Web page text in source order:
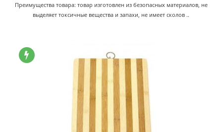
Преимущества товара: товар изготовлен из безопасных материалов, не
выделяет токсичные вещества и запахи, не имеет сколов ..